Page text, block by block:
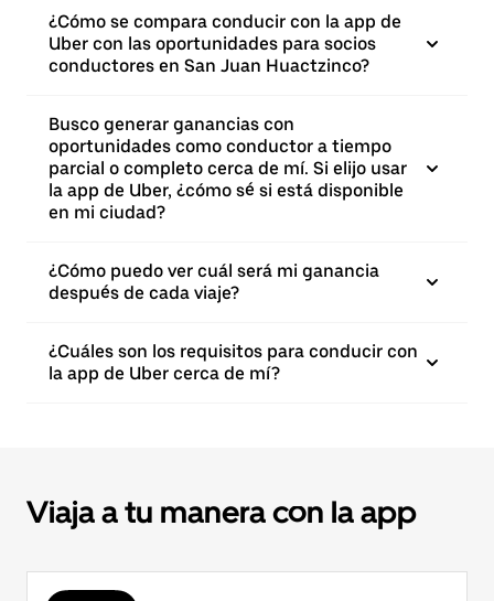
¿Cómo se compara conducir con la app de
Uber con las oportunidades para socios
conductores en San Juan Huactzinco?
Busco generar ganancias con
oportunidades como conductor a tiempo
parcial o completo cerca de mí. Si elijo usar
la app de Uber, ¿cómo sé si está disponible
en mi ciudad?
¿Cómo puedo ver cuál será mi ganancia
después de cada viaje?
¿Cuáles son los requisitos para conducir con
la app de Uber cerca de mí?
Viaja a tu manera con la app